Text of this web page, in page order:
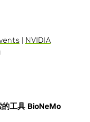
| NVIDIA
工具 BioNeMo